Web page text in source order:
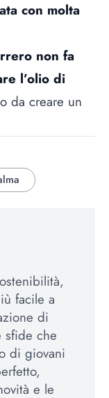
con molta
non fa
l’olio di
da creare un
facile a
di
sfide che
di giovani
e le